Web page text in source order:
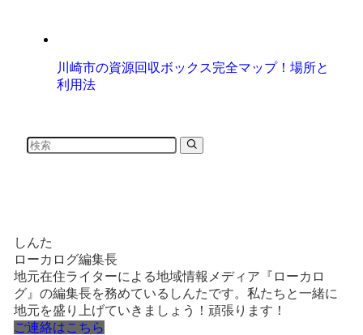
川崎市の資源回収ボックス完全マップ！場所と
利用法
しんた
ローカログ編集長
地元在住ライターによる地域情報メディア『ローカロ
グ』の編集長を務めているしんたです。私たちと一緒に
地元を盛り上げていきましょう！頑張ります！
ご連絡はこちら